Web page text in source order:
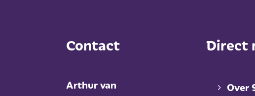
Contact
Arthur van
Direct
Over